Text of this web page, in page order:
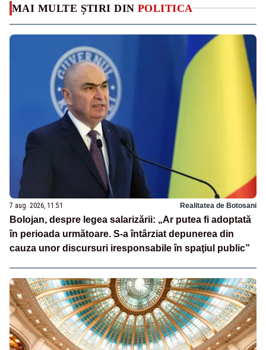
MAI MULTE ȘTIRI DIN POLITICA
7 aug. 2026, 11:51 Realitatea de Botosani
Bolojan, despre legea salarizării: „Ar putea fi adoptată
în perioada următoare. S-a întârziat depunerea din
cauza unor discursuri iresponsabile în spaţiul public”